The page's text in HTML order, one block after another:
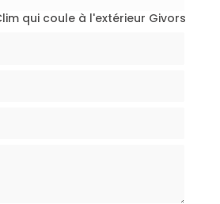
qui coule à l'extérieur Givors